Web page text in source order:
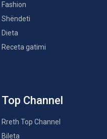
Fashion
Shëndeti
Dieta
Receta gatimi
Top Channel
Rreth Top Channel
Bileta